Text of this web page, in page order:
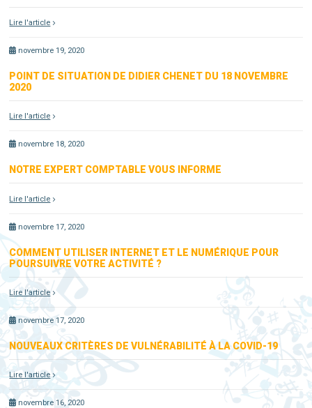
Lire l'article
novembre 19, 2020
POINT DE SITUATION DE DIDIER CHENET DU 18 NOVEMBRE
2020
Lire l'article
novembre 18, 2020
NOTRE EXPERT COMPTABLE VOUS INFORME
Lire l'article
novembre 17, 2020
COMMENT UTILISER INTERNET ET LE NUMÉRIQUE POUR
POURSUIVRE VOTRE ACTIVITÉ ?
Lire l'article
novembre 17, 2020
NOUVEAUX CRITÈRES DE VULNÉRABILITÉ À LA COVID-19
Lire l'article
novembre 16, 2020